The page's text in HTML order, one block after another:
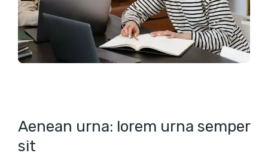
Aenean urna: lorem urna semper
sit